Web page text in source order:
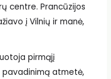
centre. Prancūzijos
į Vilnių ir manė,
pirmąjį
pavadinimą atmetė,